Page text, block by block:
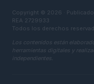
Copyright © 2026 ·
REA 2729933
Todos los derechos
Los contenidos están
herramientas digitales y
independientes.